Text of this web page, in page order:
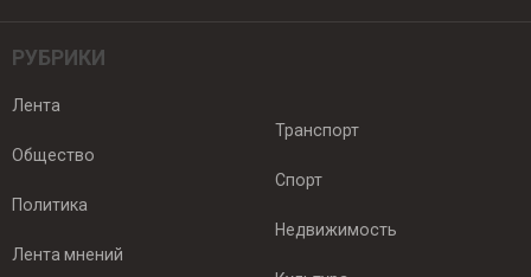
РУБРИКИ
Лента
Общество
Политика
Лента мнений
Транспорт
Спорт
Недвижимость